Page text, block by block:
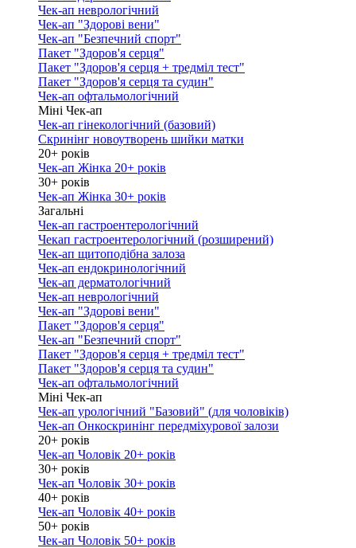
Чек-ап неврологічний
Чек-ап "Здорові вени"
Чек-ап "Безпечний спорт"
Пакет "Здоров'я серця"
Пакет "Здоров'я серця + тредміл тест"
Пакет "Здоров'я серця та судин"
Чек-ап офтальмологічний
Міні Чек-ап
Чек-ап гінекологічний (базовий)
Скринінг новоутворень шийки матки
20+ років
Чек-ап Жінка 20+ років
30+ років
Чек-ап Жінка 30+ років
Загальні
Чек-ап гастроентерологічний
Чекап гастроентерологічний (розширений)
Чек-ап щитоподібна залоза
Чек-ап ендокринологічний
Чек-ап дерматологічний
Чек-ап неврологічний
Чек-ап "Здорові вени"
Пакет "Здоров'я серця"
Чек-ап "Безпечний спорт"
Пакет "Здоров'я серця + тредміл тест"
Пакет "Здоров'я серця та судин"
Чек-ап офтальмологічний
Міні Чек-ап
Чек-ап урологічний "Базовий" (для чоловіків)
Чек-ап Онкоскринінг передміхурової залози
20+ років
Чек-ап Чоловік 20+ років
30+ років
Чек-ап Чоловік 30+ років
40+ років
Чек-ап Чоловік 40+ років
50+ років
Чек-ап Чоловік 50+ років